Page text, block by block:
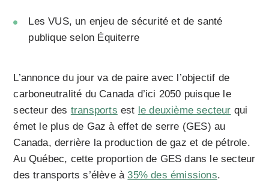
Les VUS, un enjeu de sécurité et de santé
publique selon Équiterre
L’annonce du jour va de paire avec l’objectif de
carboneutralité du Canada d’ici 2050 puisque le
secteur des transports est le deuxième secteur qui
émet le plus de Gaz à effet de serre (GES) au
Canada, derrière la production de gaz et de pétrole.
Au Québec, cette proportion de GES dans le secteur
des transports s’élève à35% des émissions.